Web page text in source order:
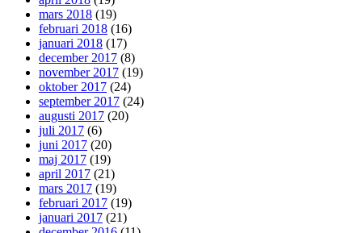
mars 2018 (19)
februari 2018 (16)
januari 2018 (17)
december 2017 (8)
november 2017 (19)
oktober 2017 (24)
september 2017 (24)
augusti 2017 (20)
juli 2017 (6)
juni 2017 (20)
maj 2017 (19)
april 2017 (21)
mars 2017 (19)
februari 2017 (19)
januari 2017 (21)